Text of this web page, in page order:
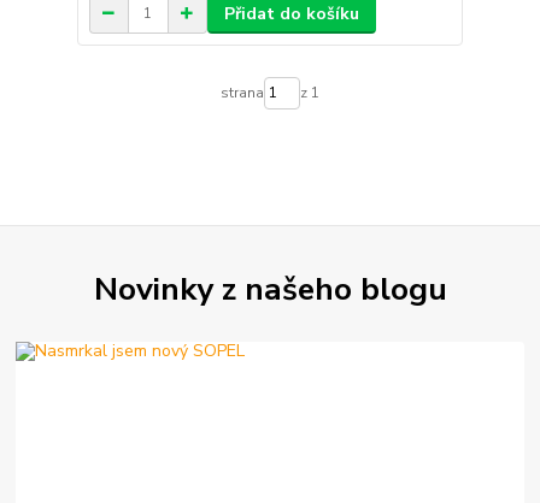
Přidat do košíku
strana z 1
Novinky z našeho blogu